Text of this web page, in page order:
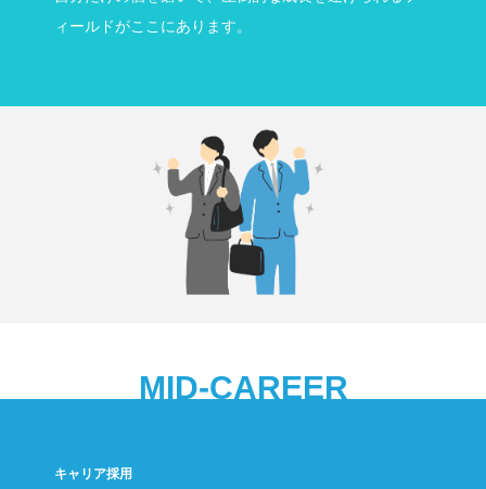
ィールドがここにあります。
MID-CAREER
キャリア採用